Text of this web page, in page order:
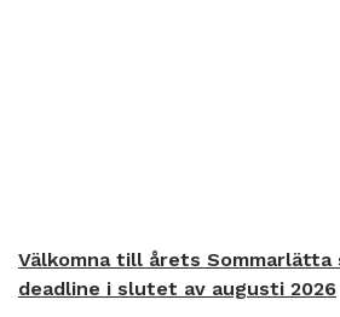
Välkomna till årets Sommarlätta
deadline i slutet av augusti 2026